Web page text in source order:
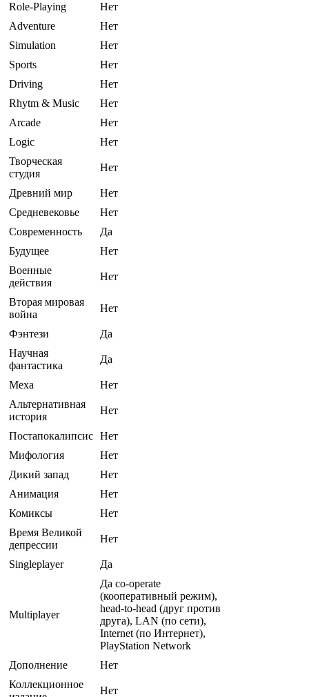
Role-Playing
Нет
Adventure
Нет
Simulation
Нет
Sports
Нет
Driving
Нет
Rhytm & Music
Нет
Arcade
Нет
Logic
Нет
Творческая
студия
Нет
Древний мир
Нет
Средневековье
Нет
Современность
Да
Будущее
Нет
Военные
действия
Нет
Вторая мировая
война
Нет
Фэнтези
Да
Научная
фантастика
Да
Меха
Нет
Альтернативная
история
Нет
Постапокалипсис Нет
Мифология
Нет
Дикий запад
Нет
Анимация
Нет
Комиксы
Нет
Время Великой
депрессии
Нет
Singleplayer Да
Multiplayer
Да co-operate
(кооперативный режим),
head-to-head (друг против
друга), LAN (по сети),
Internet (по Интернет),
PlayStation Network
Дополнение
Нет
Коллекционное
Нет